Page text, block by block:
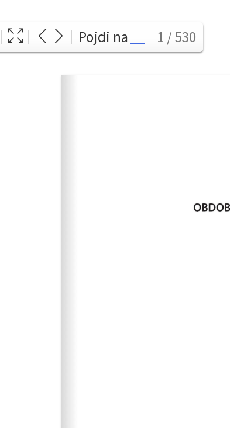
Pojdi na 1 / 530